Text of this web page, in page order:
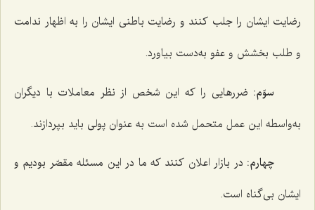
رضایت ایشان را جلب كنند و رضایت باطنی ایشان را به اظهار ندامت
و طلب بخشش و عفو به‌دست بیاورد.
سوّم: ضررهایی را كه این شخص از نظر معاملات با دیگران
به‌واسطه این عمل متحمل شده است به عنوان پولی باید بپردازند.
چهارم: در بازار اعلان كنند كه ما در این مسئله مقصّر بودیم و
ایشان بی‌گناه است.